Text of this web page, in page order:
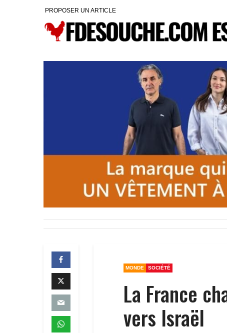
PROPOSER UN ARTICLE
MONDE SOCIÉTÉ
La France
vers Israël